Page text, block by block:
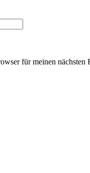
für meinen nächsten